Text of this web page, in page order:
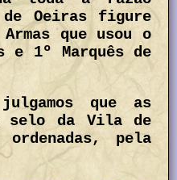
Oeiras figure
que usou o
e 1º Marquês de
que as
selo da Vila de
pela